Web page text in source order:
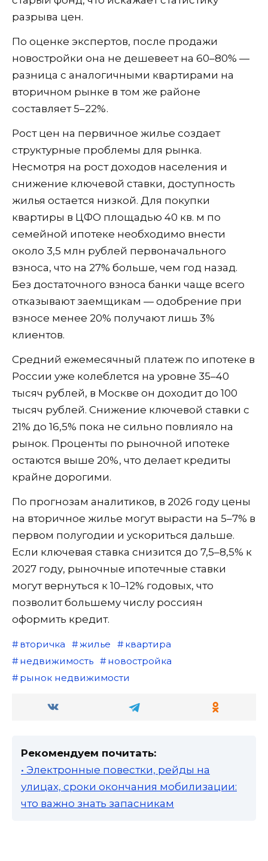
разрыва цен.
По оценке экспертов, после продажи
новостройки она не дешевеет на 60–80% —
разница с аналогичными квартирами на
вторичном рынке в том же районе
составляет 5–22%.
Рост цен на первичное жилье создает
структурные проблемы для рынка.
Несмотря на рост доходов населения и
снижение ключевой ставки, доступность
жилья остается низкой. Для покупки
квартиры в ЦФО площадью 40 кв. м по
семейной ипотеке необходимо внести
около 3,5 млн рублей первоначального
взноса, что на 27% больше, чем год назад.
Без достаточного взноса банки чаще всего
отказывают заемщикам — одобрение при
взносе менее 20% получают лишь 3%
клиентов.
Средний ежемесячный платеж по ипотеке в
России уже колеблется на уровне 35–40
тысяч рублей, в Москве он доходит до 100
тысяч рублей. Снижение ключевой ставки с
21% до 16,5% пока не сильно повлияло на
рынок. Проценты по рыночной ипотеке
остаются выше 20%, что делает кредиты
крайне дорогими.
По прогнозам аналитиков, в 2026 году цены
на вторичное жилье могут вырасти на 5–7% в
первом полугодии и ускориться дальше.
Если ключевая ставка снизится до 7,5–8,5% к
2027 году, рыночные ипотечные ставки
могут вернуться к 10–12% годовых, что
позволит большему числу россиян
оформить кредит.
вторичка жилье
квартира
недвижимость
новостройка
рынок недвижимости
Рекомендуем почитать:
• Электронные повестки, рейды на
улицах, сроки окончания мобилизации:
что важно знать запасникам